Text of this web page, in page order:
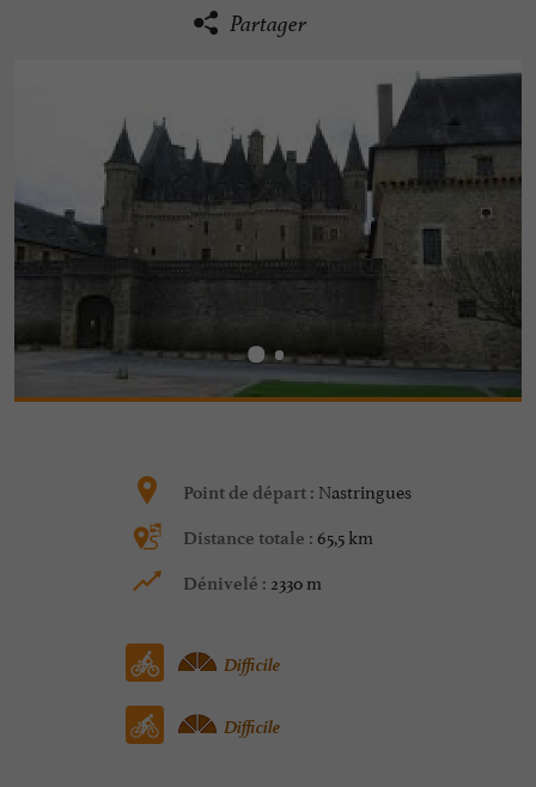
Partager
Point de départ : Nastringues
Distance totale : 65,5 km
Dénivelé : 2330 m
Difficile
Difficile